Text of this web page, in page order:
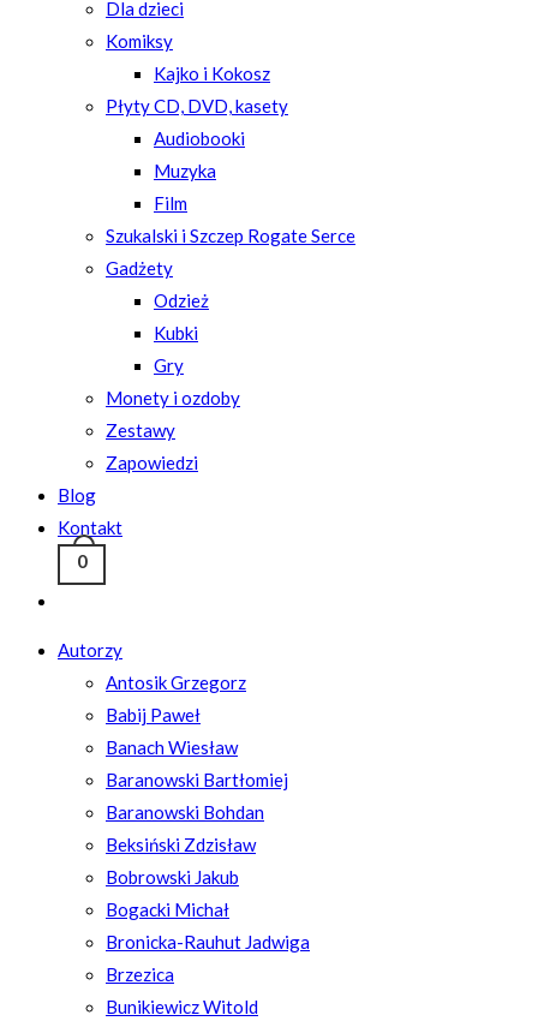
Dla dzieci
Komiksy
Kajko i Kokosz
Płyty CD, DVD, kasety
Audiobooki
Muzyka
Film
Szukalski i Szczep Rogate Serce
Gadżety
Odzież
Kubki
Gry
Monety i ozdoby
Zestawy
Zapowiedzi
Blog
Kontakt
0
search
Autorzy
Antosik Grzegorz
Babij Paweł
Banach Wiesław
Baranowski Bartłomiej
Baranowski Bohdan
Beksiński Zdzisław
Bobrowski Jakub
Bogacki Michał
Bronicka-Rauhut Jadwiga
Brzezica
Bunikiewicz Witold